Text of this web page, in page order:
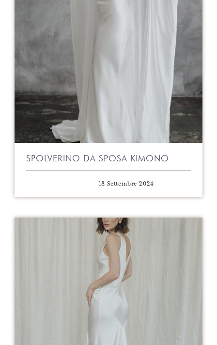
SPOLVERINO DA SPOSA KIMONO
18 Settembre 2024